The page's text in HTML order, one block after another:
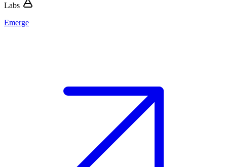
Labs
Emerge